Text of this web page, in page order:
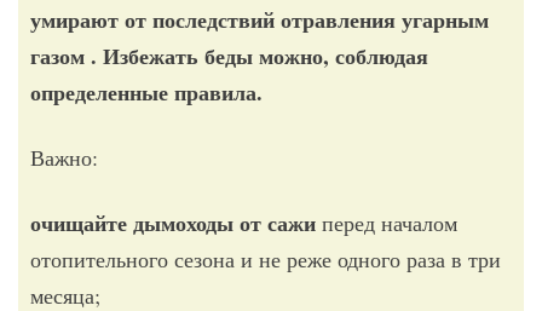
умирают от последствий отравления угарным
газом . Избежать беды можно, соблюдая
определенные правила.
Важно:
очищайте дымоходы от сажи перед началом
отопительного сезона и не реже одного раза в три
месяца;